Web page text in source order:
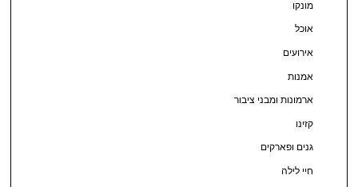
מונקו
אוכל
אירועים
אמנות
ארמונות ומבני ציבור
קזינו
גנים ופארקים
חיי לילה